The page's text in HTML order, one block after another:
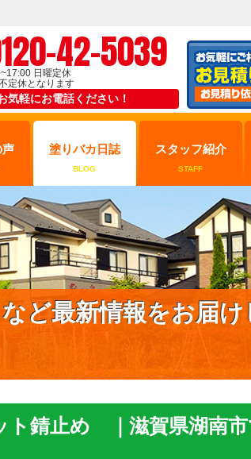
42-5039
日曜定休
は不定休となります
気軽にお電話ください！
声 塗りバカ日誌
BLOG
スタッフ紹介
STAFF
ど最新情報をお届
錆止め ｜滋賀県湖南市